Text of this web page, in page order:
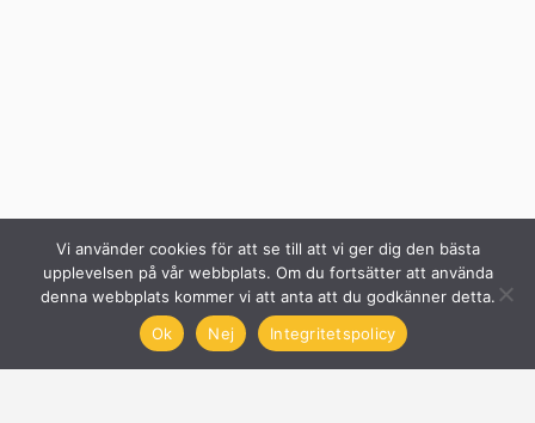
Vi använder cookies för att se till att vi ger dig den bästa
upplevelsen på vår webbplats. Om du fortsätter att använda
denna webbplats kommer vi att anta att du godkänner detta.
Ok
Nej Integritetspolicy